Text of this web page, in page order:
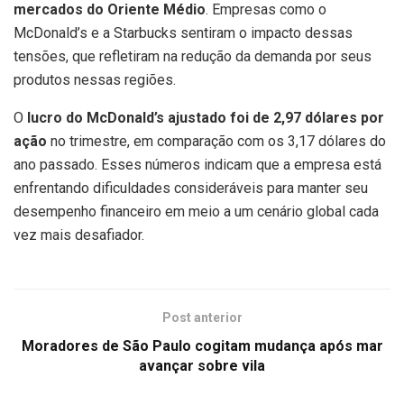
mercados do Oriente Médio. Empresas como o
McDonald’s e a Starbucks sentiram o impacto dessas
tensões, que refletiram na redução da demanda por seus
produtos nessas regiões.
O lucro do McDonald’s ajustado foi de 2,97 dólares por
ação no trimestre, em comparação com os 3,17 dólares do
ano passado. Esses números indicam que a empresa está
enfrentando dificuldades consideráveis para manter seu
desempenho financeiro em meio a um cenário global cada
vez mais desafiador.
Post anterior
Moradores de São Paulo cogitam mudança após mar
avançar sobre vila